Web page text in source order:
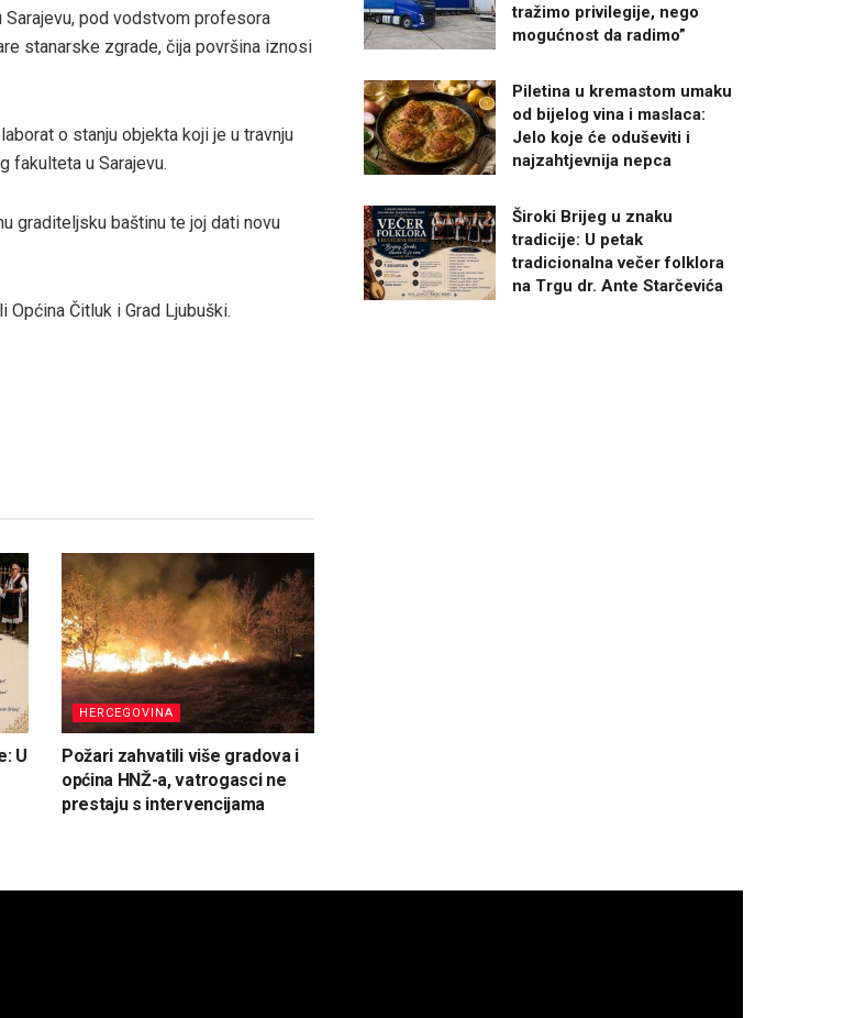
pod vodstvom profesora
stanarske zgrade, čija površina iznosi
o stanju objekta koji je u travnju
fakulteta u Sarajevu.
graditeljsku baštinu te joj dati novu
Čitluk i Grad Ljubuški.
U
HERCEGOVINA
Požari zahvatili više gradova i
općina HNŽ-a, vatrogasci ne
prestaju s intervencijama
tražimo privilegije, nego
mogućnost da radimo”
Piletina u kremastom umaku
od bijelog vina i maslaca:
Jelo koje će oduševiti i
najzahtjevnija nepca
Široki Brijeg u znaku
tradicije: U petak
tradicionalna večer folklora
na Trgu dr. Ante Starčevića